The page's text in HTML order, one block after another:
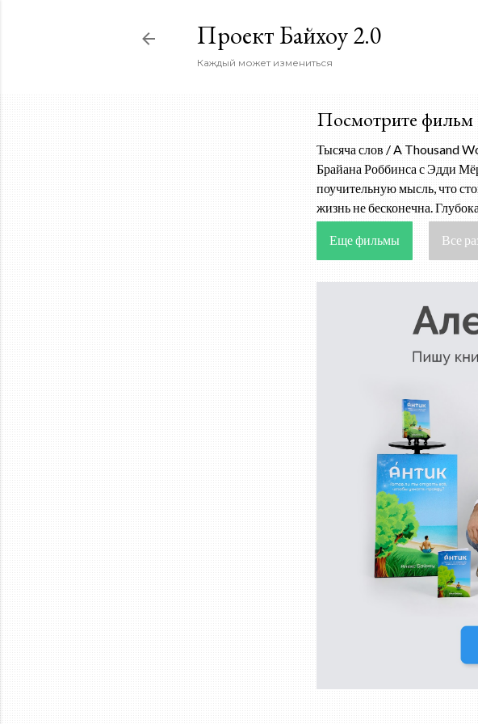
Проект Байхоу 2.0
Каждый может измениться
Посмотрите фильм
Тысяча слов / A Thousand
Брайана Роббинса с Эдди
поучительную мысль, что
жизнь не бесконечна.
Еще фильмы Все